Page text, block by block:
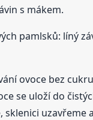
s mákem.
pamlsků: líný
ovoce bez
se uloží do
uzavřeme